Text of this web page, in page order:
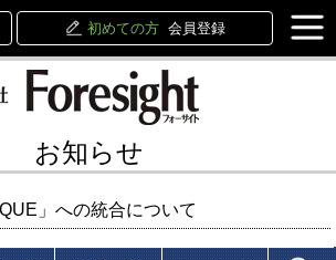
初めての方 会員登録
お知らせ
」への統合について